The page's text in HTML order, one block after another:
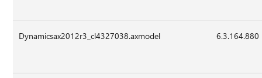
Dynamicsax2012r3_cl4327038.axmodel 6.3.164.880